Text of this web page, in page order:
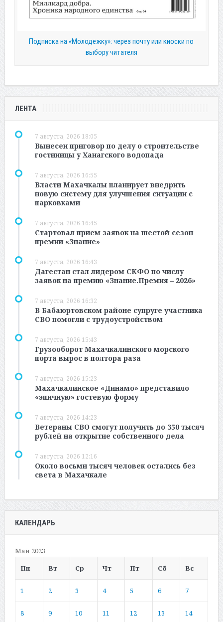
Подписка на «Молодежку»: через почту или киоски по
выбору читателя
ЛЕНТА
7 августа, 2026 18:05
Вынесен приговор по делу о строительстве
гостиницы у Ханагского водопада
7 августа, 2026 16:55
Власти Махачкалы планирует внедрить
новую систему для улучшения ситуации с
парковками
7 августа, 2026 16:45
Стартовал прием заявок на шестой сезон
премии «Знание»
7 августа, 2026 16:43
Дагестан стал лидером СКФО по числу
заявок на премию «Знание.Премия – 2026»
7 августа, 2026 16:32
В Бабаюртовском районе супруге участника
СВО помогли с трудоустройством
7 августа, 2026 15:43
Грузооборот Махачкалинского морского
порта вырос в полтора раза
7 августа, 2026 15:23
Махачкалинское «Динамо» представило
«эпичную» гостевую форму
7 августа, 2026 14:23
Ветераны СВО смогут получить до 350 тысяч
рублей на открытие собственного дела
7 августа, 2026 12:16
Около восьми тысяч человек остались без
света в Махачкале
КАЛЕНДАРЬ
Май 2023
Пн
Вт Ср Чт Пт Сб Вс
1 2 3 4 5 6 7
8 9 10 11 12 13 14